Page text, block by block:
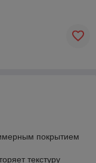
покрытием
текстуру